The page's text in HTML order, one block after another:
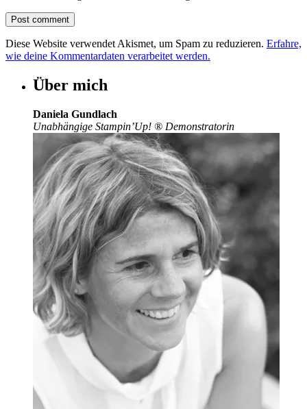
Diese Website verwendet Akismet, um Spam zu reduzieren. Erfahre,
wie deine Kommentardaten verarbeitet werden.
Über mich
Daniela Gundlach
Unabhängige Stampin’Up! ® Demonstratorin